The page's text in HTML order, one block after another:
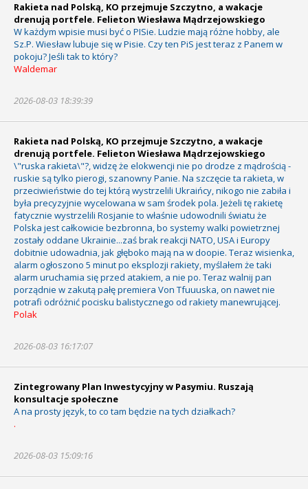
Rakieta nad Polską, KO przejmuje Szczytno, a wakacje
drenują portfele. Felieton Wiesława Mądrzejowskiego
W każdym wpisie musi być o PISie. Ludzie mają różne hobby, ale
Sz.P. Wiesław lubuje się w Pisie. Czy ten PiS jest teraz z Panem w
pokoju? Jeśli tak to który?
Waldemar
2026-08-03 18:39:39
Rakieta nad Polską, KO przejmuje Szczytno, a wakacje
drenują portfele. Felieton Wiesława Mądrzejowskiego
\"ruska rakieta\"?, widzę że elokwencji nie po drodze z mądrością -
ruskie są tylko pierogi, szanowny Panie. Na szczęcie ta rakieta, w
przeciwieństwie do tej którą wystrzelili Ukraińcy, nikogo nie zabiła i
była precyzyjnie wycelowana w sam środek pola. Jeżeli tę rakietę
fatycznie wystrzelili Rosjanie to właśnie udowodnili światu że
Polska jest całkowicie bezbronna, bo systemy walki powietrznej
zostały oddane Ukrainie...zaś brak reakcji NATO, USA i Europy
dobitnie udowadnia, jak głęboko mają na w doopie. Teraz wisienka,
alarm ogłoszono 5 minut po eksplozji rakiety, myślałem że taki
alarm uruchamia się przed atakiem, a nie po. Teraz walnij pan
porządnie w zakutą pałę premiera Von Tfuuuska, on nawet nie
potrafi odróżnić pocisku balistycznego od rakiety manewrującej.
Polak
2026-08-03 16:17:07
Zintegrowany Plan Inwestycyjny w Pasymiu. Ruszają
konsultacje społeczne
A na prosty język, to co tam będzie na tych działkach?
.
2026-08-03 15:09:16